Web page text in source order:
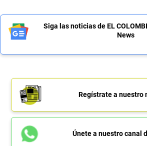
Siga las noticias de EL
News
Regístrate a nuestro
Únete a nuestro canal